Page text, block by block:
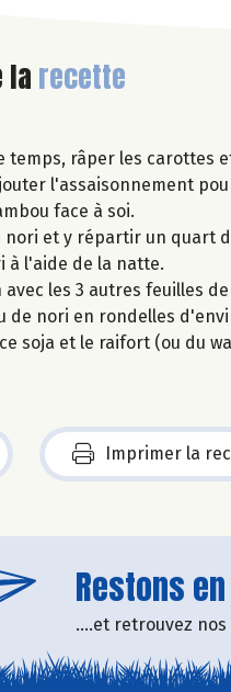
larecette
temps, râper les
l'assaisonnement
face à soi.
nori et y répartir un quart
à l'aide de la natte.
avec les 3 autres feuilles
de nori en rondelles
soja et le raifort (ou du
Imprimer la
Restons
....et retrouvez